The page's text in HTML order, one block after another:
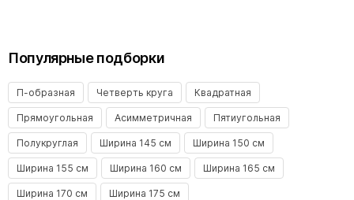
Популярные подборки
П-образная Четверть круга Квадратная
Прямоугольная Асимметричная Пятиугольная
Полукруглая Ширина 145 см Ширина 150 см
Ширина 155 см Ширина 160 см Ширина 165 см
Ширина 170 см Ширина 175 см